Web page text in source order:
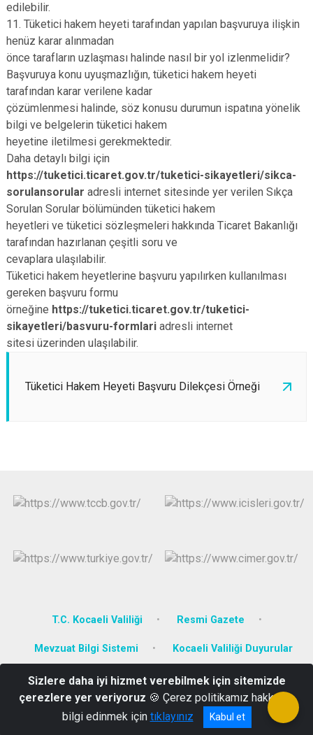
edilebilir.
11. Tüketici hakem heyeti tarafından yapılan başvuruya ilişkin
henüz karar alınmadan
önce tarafların uzlaşması halinde nasıl bir yol izlenmelidir?
Başvuruya konu uyuşmazlığın, tüketici hakem heyeti
tarafından karar verilene kadar
çözümlenmesi halinde, söz konusu durumun ispatına yönelik
bilgi ve belgelerin tüketici hakem
heyetine iletilmesi gerekmektedir.
Daha detaylı bilgi için
https://tuketici.ticaret.gov.tr/tuketici-sikayetleri/sikca-
sorulansorular adresli internet sitesinde yer verilen Sıkça
Sorulan Sorular bölümünden tüketici hakem
heyetleri ve tüketici sözleşmeleri hakkında Ticaret Bakanlığı
tarafından hazırlanan çeşitli soru ve
cevaplara ulaşılabilir.
Tüketici hakem heyetlerine başvuru yapılırken kullanılması
gereken başvuru formu
örneğine https://tuketici.ticaret.gov.tr/tuketici-
sikayetleri/basvuru-formlari adresli internet
sitesi üzerinden ulaşılabilir.
Tüketici Hakem Heyeti Başvuru Dilekçesi Örneği
T.C. Kocaeli Valiliği Resmi Gazete
Mevzuat Bilgi Sistemi Kocaeli Valiliği Duyurular
Mimar Sinan Mahallesi İstiklal Cad. No: 187 Dilovası/KOCAELİ
0262 754 23 76
Sizlere daha iyi hizmet verebilmek için sitemizde
çerezlere yer veriyoruz 🍪 Çerez politikamız hakkında
bilgi edinmek için tıklayınız Kabul et